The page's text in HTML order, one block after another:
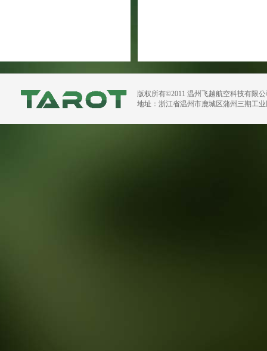
版权所有©2011 温州飞越航空科技有限
地址：浙江省温州市鹿城区蒲州三期工业